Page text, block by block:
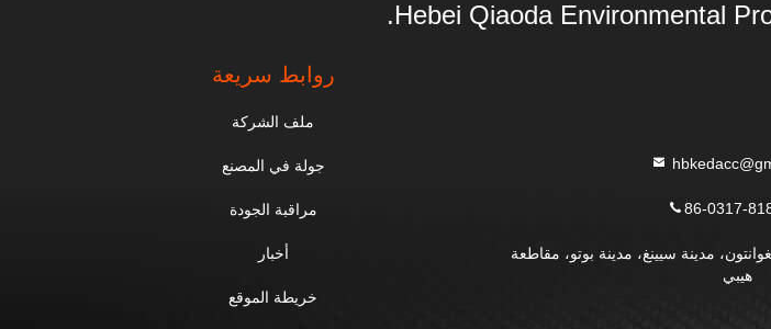
Hebei Qiaoda Environmental
86-0317-
مدينة سيينغ، مدينة بوتو، مقاطعة
هيبي
روابط سريعة
ملف الشركة
جولة في المصنع
مراقبة الجودة
أخبار
خريطة الموقع